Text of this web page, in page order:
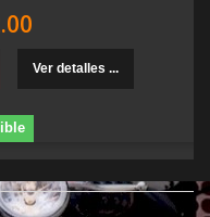
Ver detalles ...